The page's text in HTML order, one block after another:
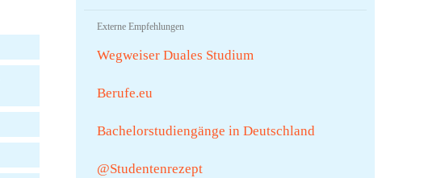
Externe Empfehlungen
Wegweiser Duales Studium
Berufe.eu
Bachelorstudiengänge in Deutschland
@Studentenrezept